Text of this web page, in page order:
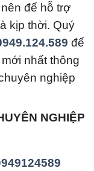
nên để hỗ trợ
kịp thời. Quý
để
nhất thông
nghiệp
NGHIỆP